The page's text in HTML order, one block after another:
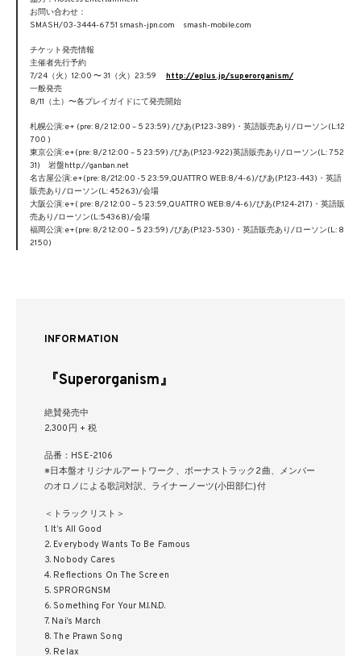
お問い合わせ：
SMASH/03-3444-6751 smash-jpn.com smash-mobile.com
チケット発売情報
主催者先行予約
7/24（火）12:00 〜 31（火）23:59 http://eplus.jp/superorganism/
一般発売
8/11（土）〜各プレイガイドにて発売開始
札幌公演: e+ (pre: 8/2 12:00 – 5 23:59) /ぴあ(P:123-389)・英語販売あり/ローソン(L:12
700 )
東京公演: e+(pre: 8/2 12:00 – 5 23:59) /ぴあ(P:123-922)英語販売あり/ローソン(L: 752
31) 岩盤http://ganban.net
名古屋公演: e+(pre: 8/212:00 -5 23:59,QUATTRO WEB:8/4-6)/ぴあ(P:123-443)・英語
販売あり/ローソン(L: 45263)/会場
大阪公演: e+( pre: 8/2 12:00 – 5 23:59,QUATTRO WEB:8/4-6)/ぴあ(P:124-217)・英語販
売あり/ローソン(L:54368)/会場
福岡公演: e+(pre: 8/2 12:00 – 5 23:59) /ぴあ(P:123-530)・英語販売あり/ローソン(L: 8
2150)
INFORMATION
『Superorganism』
絶賛発売中
2,300円 + 税
品番：HSE-2106
※日本盤オリジナルアートワーク、ボーナストラック2曲、メンバー
のオロノによる歌詞対訳、ライナーノーツ(小田部仁)付
＜トラックリスト＞
1. It’s All Good
2. Everybody Wants To Be Famous
3. Nobody Cares
4. Reflections On The Screen
5. SPRORGNSM
6. Something For Your M.I.N.D.
7. Nai’s March
8. The Prawn Song
9. Relax